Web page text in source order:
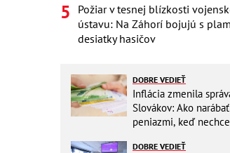
Požiar v tesnej blízkosti
ústavu: Na Záhorí bojujú s
desiatky hasičov
DOBRE VEDIEŤ
Inflácia zmenila
Slovákov: Ako
peniazmi, keď
DOBRE VEDIEŤ